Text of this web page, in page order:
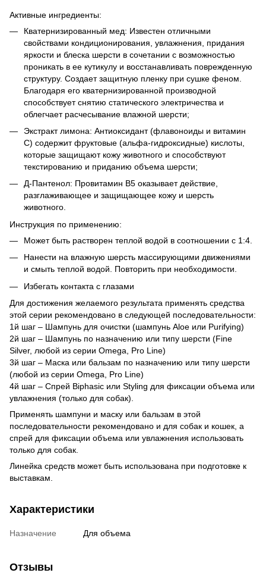
Активные ингредиенты:
Кватернизированный мед: Известен отличными
свойствами кондиционирования, увлажнения, придания
яркости и блеска шерсти в сочетании с возможностью
проникать в ее кутикулу и восстанавливать поврежденную
структуру. Создает защитную пленку при сушке феном.
Благодаря его кватернизированной производной
способствует снятию статического электричества и
облегчает расчесывание влажной шерсти;
Экстракт лимона: Антиоксидант (флавоноиды и витамин
С) содержит фруктовые (альфа-гидроксидные) кислоты,
которые защищают кожу животного и способствуют
текстированию и приданию объема шерсти;
Д-Пантенол: Провитамин В5 оказывает действие,
разглаживающее и защищающее кожу и шерсть
животного.
Инструкция по применению:
Может быть растворен теплой водой в соотношении с 1:4.
Нанести на влажную шерсть массирующими движениями
и смыть теплой водой. Повторить при необходимости.
Избегать контакта с глазами
Для достижения желаемого результата применять средства
этой серии рекомендовано в следующей последовательности:
1й шаг – Шампунь для очистки (шампунь Aloe или Purifying)
2й шаг – Шампунь по назначению или типу шерсти (Fine
Silver, любой из серии Omega, Pro Line)
3й шаг – Маска или бальзам по назначению или типу шерсти
(любой из серии Omega, Pro Line)
4й шаг – Спрей Biphasic или Styling для фиксации объема или
увлажнения (только для собак).
Применять шампуни и маску или бальзам в этой
последовательности рекомендовано и для собак и кошек, а
спрей для фиксации объема или увлажнения использовать
только для собак.
Линейка средств может быть использована при подготовке к
выставкам.
Характеристики
Назначение Для объема
Отзывы